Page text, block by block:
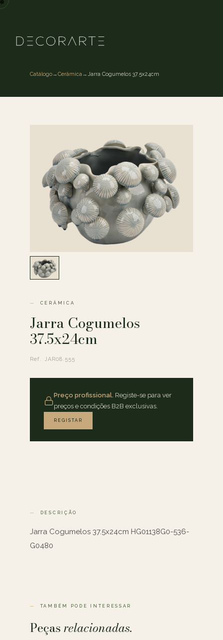
Catálogo→Cerâmica→Jarra Cogumelos 37.5x24cm
CERÂMICA
Jarra Cogumelos
37.5x24cm
Ref. JAR08.555
Preço profissional. Registe-se para ver
preços e condições B2B exclusivas.
REGISTAR
DESCRIÇÃO
Jarra Cogumelos 37.5x24cm HG01138G0-536-
G0480
TAMBÉM PODE INTERESSAR
Peçasrelacionadas.